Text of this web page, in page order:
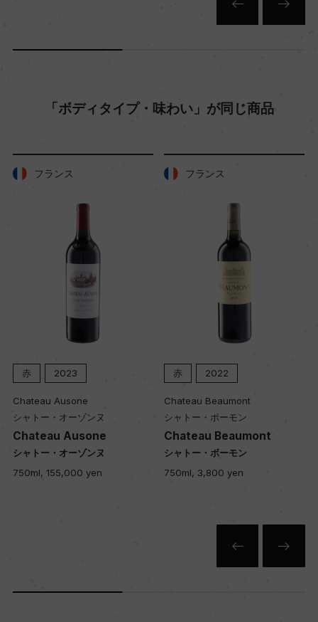
コルク
「ボディタイプ・味わい」が同じ商品
フランス
赤 2023
Chateau Ausone
シャトー・オーゾンヌ
Chateau Ausone
シャトー・オーゾンヌ
750ml, 155,000 yen
フランス
赤 2022
Chateau Beaumont
シャトー・ボーモン
Chateau Beaumont
シャトー・ボーモン
750ml, 3,800 yen